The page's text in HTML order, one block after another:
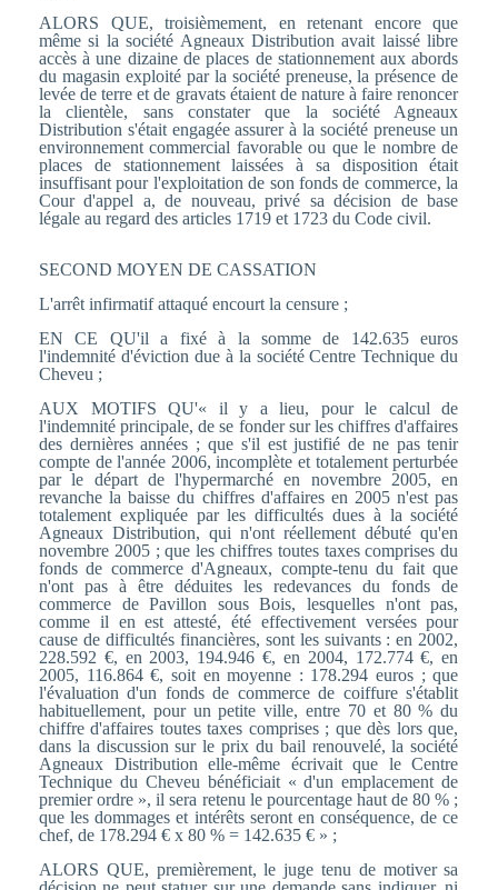
ALORS QUE, troisièmement, en retenant encore que
même si la société Agneaux Distribution avait laissé libre
accès à une dizaine de places de stationnement aux abords
du magasin exploité par la société preneuse, la présence de
levée de terre et de gravats étaient de nature à faire renoncer
la clientèle, sans constater que la société Agneaux
Distribution s'était engagée assurer à la société preneuse un
environnement commercial favorable ou que le nombre de
places de stationnement laissées à sa disposition était
insuffisant pour l'exploitation de son fonds de commerce, la
Cour d'appel a, de nouveau, privé sa décision de base
légale au regard des articles 1719 et 1723 du Code civil.
SECOND MOYEN DE CASSATION
L'arrêt infirmatif attaqué encourt la censure ;
EN CE QU'il a fixé à la somme de 142.635 euros
l'indemnité d'éviction due à la société Centre Technique du
Cheveu ;
AUX MOTIFS QU'« il y a lieu, pour le calcul de
l'indemnité principale, de se fonder sur les chiffres d'affaires
des dernières années ; que s'il est justifié de ne pas tenir
compte de l'année 2006, incomplète et totalement perturbée
par le départ de l'hypermarché en novembre 2005, en
revanche la baisse du chiffres d'affaires en 2005 n'est pas
totalement expliquée par les difficultés dues à la société
Agneaux Distribution, qui n'ont réellement débuté qu'en
novembre 2005 ; que les chiffres toutes taxes comprises du
fonds de commerce d'Agneaux, compte-tenu du fait que
n'ont pas à être déduites les redevances du fonds de
commerce de Pavillon sous Bois, lesquelles n'ont pas,
comme il en est attesté, été effectivement versées pour
cause de difficultés financières, sont les suivants : en 2002,
228.592 €, en 2003, 194.946 €, en 2004, 172.774 €, en
2005, 116.864 €, soit en moyenne : 178.294 euros ; que
l'évaluation d'un fonds de commerce de coiffure s'établit
habituellement, pour un petite ville, entre 70 et 80 % du
chiffre d'affaires toutes taxes comprises ; que dès lors que,
dans la discussion sur le prix du bail renouvelé, la société
Agneaux Distribution elle-même écrivait que le Centre
Technique du Cheveu bénéficiait « d'un emplacement de
premier ordre », il sera retenu le pourcentage haut de 80 % ;
que les dommages et intérêts seront en conséquence, de ce
chef, de 178.294 € x 80 % = 142.635 € » ;
ALORS QUE, premièrement, le juge tenu de motiver sa